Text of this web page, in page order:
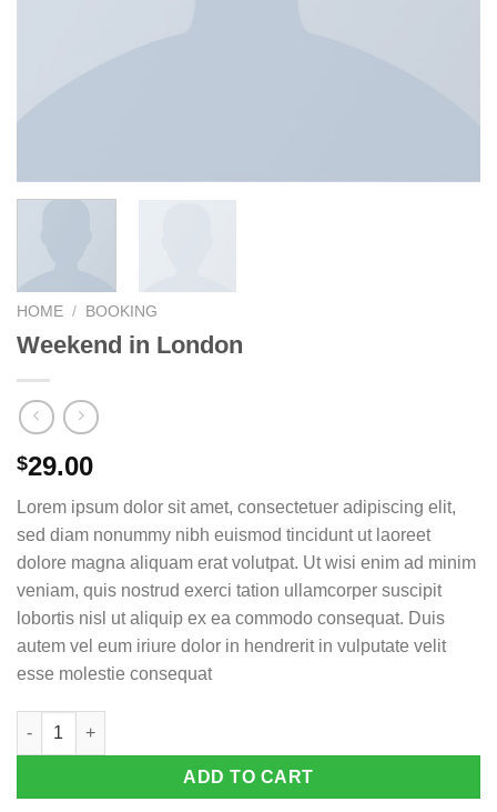
HOME / BOOKING
Weekend in London
$29.00
Lorem ipsum dolor sit amet, consectetuer adipiscing elit,
sed diam nonummy nibh euismod tincidunt ut laoreet
dolore magna aliquam erat volutpat. Ut wisi enim ad minim
veniam, quis nostrud exerci tation ullamcorper suscipit
lobortis nisl ut aliquip ex ea commodo consequat. Duis
autem vel eum iriure dolor in hendrerit in vulputate velit
esse molestie consequat
Weekend in London quantity
ADD TO CART